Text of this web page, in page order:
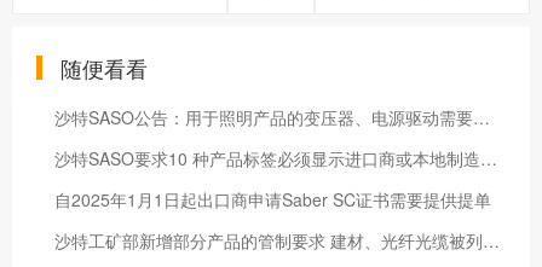
随便看看
沙特SASO公告：用于照明产品的变压器、电源驱动需要申请IECEE证书
沙特SASO要求10 种产品标签必须显示进口商或本地制造商 2026年10月1日起实施
自2025年1月1日起出口商申请Saber SC证书需要提供提单
沙特工矿部新增部分产品的管制要求 建材、光纤光缆被列入需要工矿部批准